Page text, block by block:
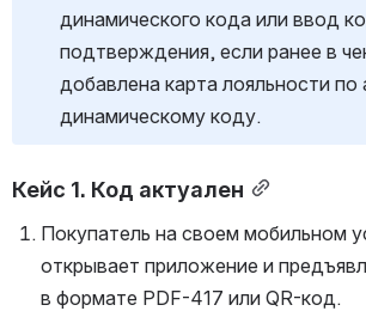
динамического кода или ввод
подтверждения, если ранее в
добавлена карта лояльности по
динамическому коду.
Кейс 1. Код актуален
Покупатель на своем мобильном
открывает приложение и
в формате PDF-417 или QR-код.